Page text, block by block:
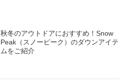
秋冬のアウトドアにおすすめ！Snow
Peak（スノーピーク）のダウンアイテ
ムをご紹介